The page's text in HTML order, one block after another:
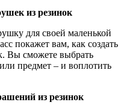
из резинок
для своей маленькой
покажет вам, как создать
Вы сможете выбрать
предмет – и воплотить
из резинок